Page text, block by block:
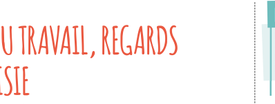
TRAVAIL, REGARDS